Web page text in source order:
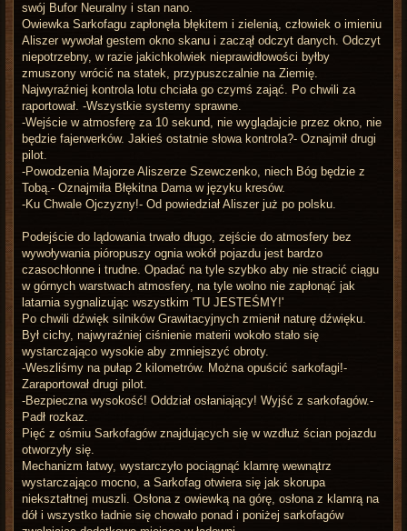
swój Bufor Neuralny i stan nano.
Owiewka Sarkofagu zapłonęła błękitem i zielenią, człowiek o imieniu
Aliszer wywołał gestem okno skanu i zaczął odczyt danych. Odczyt
niepotrzebny, w razie jakichkolwiek nieprawidłowości byłby
zmuszony wrócić na statek, przypuszczalnie na Ziemię.
Najwyraźniej kontrola lotu chciała go czymś zająć. Po chwili za
raportował. -Wszystkie systemy sprawne.
-Wejście w atmosferę za 10 sekund, nie wyglądajcie przez okno, nie
będzie fajerwerków. Jakieś ostatnie słowa kontrola?- Oznajmił drugi
pilot.
-Powodzenia Majorze Aliszerze Szewczenko, niech Bóg będzie z
Tobą.- Oznajmiła Błękitna Dama w języku kresów.
-Ku Chwale Ojczyzny!- Od powiedział Aliszer już po polsku.
Podejście do lądowania trwało długo, zejście do atmosfery bez
wywoływania pióropuszy ognia wokół pojazdu jest bardzo
czasochłonne i trudne. Opadać na tyle szybko aby nie stracić ciągu
w górnych warstwach atmosfery, na tyle wolno nie zapłonąć jak
latarnia sygnalizując wszystkim 'TU JESTEŚMY!'
Po chwili dźwięk silników Grawitacyjnych zmienił naturę dźwięku.
Był cichy, najwyraźniej ciśnienie materii wokoło stało się
wystarczająco wysokie aby zmniejszyć obroty.
-Weszliśmy na pułap 2 kilometrów. Można opuścić sarkofagi!-
Zaraportował drugi pilot.
-Bezpieczna wysokość! Oddział osłaniający! Wyjść z sarkofagów.-
Padł rozkaz.
Pięć z ośmiu Sarkofagów znajdujących się w wzdłuż ścian pojazdu
otworzyły się.
Mechanizm łatwy, wystarczyło pociągnąć klamrę wewnątrz
wystarczająco mocno, a Sarkofag otwiera się jak skorupa
niekształtnej muszli. Osłona z owiewką na górę, osłona z klamrą na
dół i wszystko ładnie się chowało ponad i poniżej sarkofagów